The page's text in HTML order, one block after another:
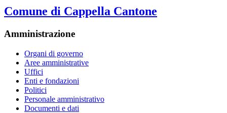
Comune di Cappella Cantone
Amministrazione
Organi di governo
Aree amministrative
Uffici
Enti e fondazioni
Politici
Personale amministrativo
Documenti e dati